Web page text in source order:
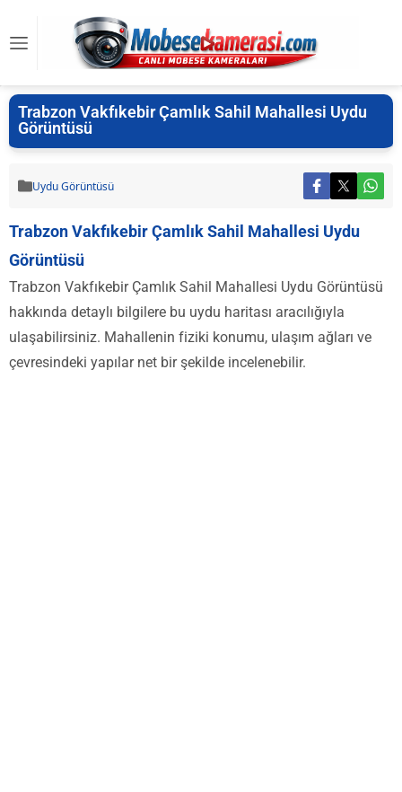
Trabzon Vakfıkebir Çamlık Sahil Mahallesi Uydu
Görüntüsü
Uydu Görüntüsü
Trabzon Vakfıkebir Çamlık Sahil Mahallesi Uydu
Görüntüsü
Trabzon Vakfıkebir Çamlık Sahil Mahallesi Uydu Görüntüsü
hakkında detaylı bilgilere bu uydu haritası aracılığıyla
ulaşabilirsiniz. Mahallenin fiziki konumu, ulaşım ağları ve
çevresindeki yapılar net bir şekilde incelenebilir.